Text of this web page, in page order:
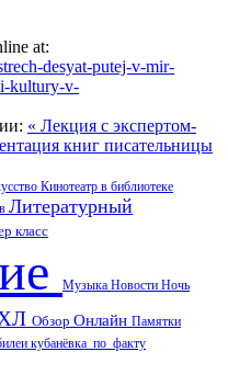
at:
desyat-putej-v-mir-
kultury-v-
« Лекция с экспертом-
книг писательницы
Кинотеатр в библиотеке
Литературный
класс
Музыка Новости Ночь
Обзор Онлайн Памятки
кубанёвка_по_факту